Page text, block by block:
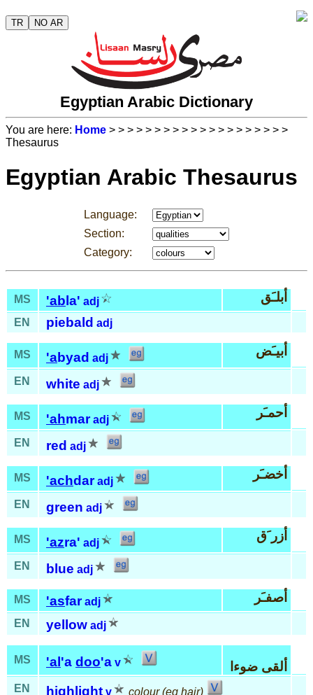
TR NO AR
Egyptian Arabic Dictionary
You are here: Home > > > > > > > > > > > > > > > > > > > >
Thesaurus
Egyptian Arabic Thesaurus
Language:
Section:
Category:
MS 'ab la' adj أبلـَق
EN piebald adj
MS 'abyad adj أبيـَض
EN white adj
MS 'ahmar adj أحمـَر
EN red adj
MS 'achdar adj أخضـَر
EN green adj
MS 'azra' adj أزر َق
EN blue adj
MS 'asfar adj أصفـَر
EN yellow adj
MS 'al 'a doo'a v ألقى ضوءا
EN highlight v colour (eg hair)